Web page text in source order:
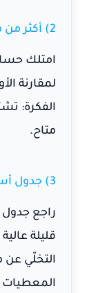
2) أكثر من منصة
امتلك
لمقارنة
الفكرة:
متاح.
3) جدول أسبوعي
راجع جدول
قليلة
التخلّي عن
المعطيات